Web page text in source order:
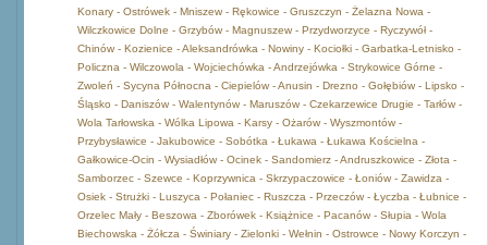
Konary - Ostrówek - Mniszew - Rękowice - Gruszczyn - Żelazna Nowa -
Wilczkowice Dolne - Grzybów - Magnuszew - Przydworzyce - Ryczywół -
Chinów - Kozienice - Aleksandrówka - Nowiny - Kociołki - Garbatka-Letnisko -
Policzna - Wilczowola - Wojciechówka - Andrzejówka - Strykowice Górne -
Zwoleń - Sycyna Północna - Ciepielów - Anusin - Drezno - Gołębiów - Lipsko -
Śląsko - Daniszów - Walentynów - Maruszów - Czekarzewice Drugie - Tarłów -
Wola Tarłowska - Wólka Lipowa - Karsy - Ożarów - Wyszmontów -
Przybysławice - Jakubowice - Sobótka - Łukawa - Łukawa Kościelna -
Gałkowice-Ocin - Wysiadłów - Ocinek - Sandomierz - Andruszkowice - Złota -
Samborzec - Szewce - Koprzywnica - Skrzypaczowice - Łoniów - Zawidza -
Osiek - Strużki - Luszyca - Połaniec - Ruszcza - Przeczów - Łyczba - Łubnice -
Orzelec Mały - Beszowa - Zborówek - Książnice - Pacanów - Słupia - Wola
Biechowska - Żółcza - Świniary - Zielonki - Wełnin - Ostrowce - Nowy Korczyn -